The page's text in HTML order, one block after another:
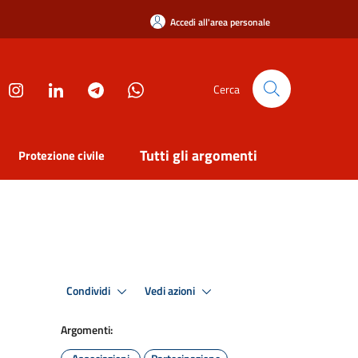
Accedi all'area personale
Cerca
Protezione civile Tutti gli argomenti
Condividi Vedi azioni
Argomenti: